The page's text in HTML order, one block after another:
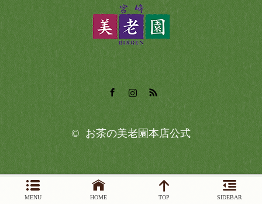
FacebookInstagramRSS
MENU HOME TOP SIDEBAR
©お茶の美老園本店公式